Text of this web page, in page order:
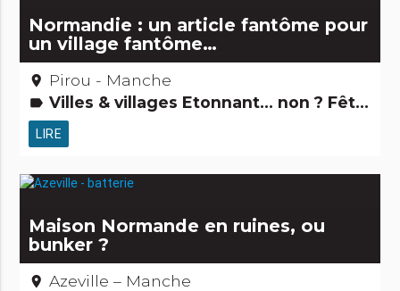
Normandie : un article fantôme pour
un village fantôme…
place Pirou - Manche
label Villes & villages Etonnant... non ? Fêtes & festivals, confréries Gastronomie [à manger] Petits métiers
LIRE
Maison Normande en ruines, ou
bunker ?
place Azeville – Manche